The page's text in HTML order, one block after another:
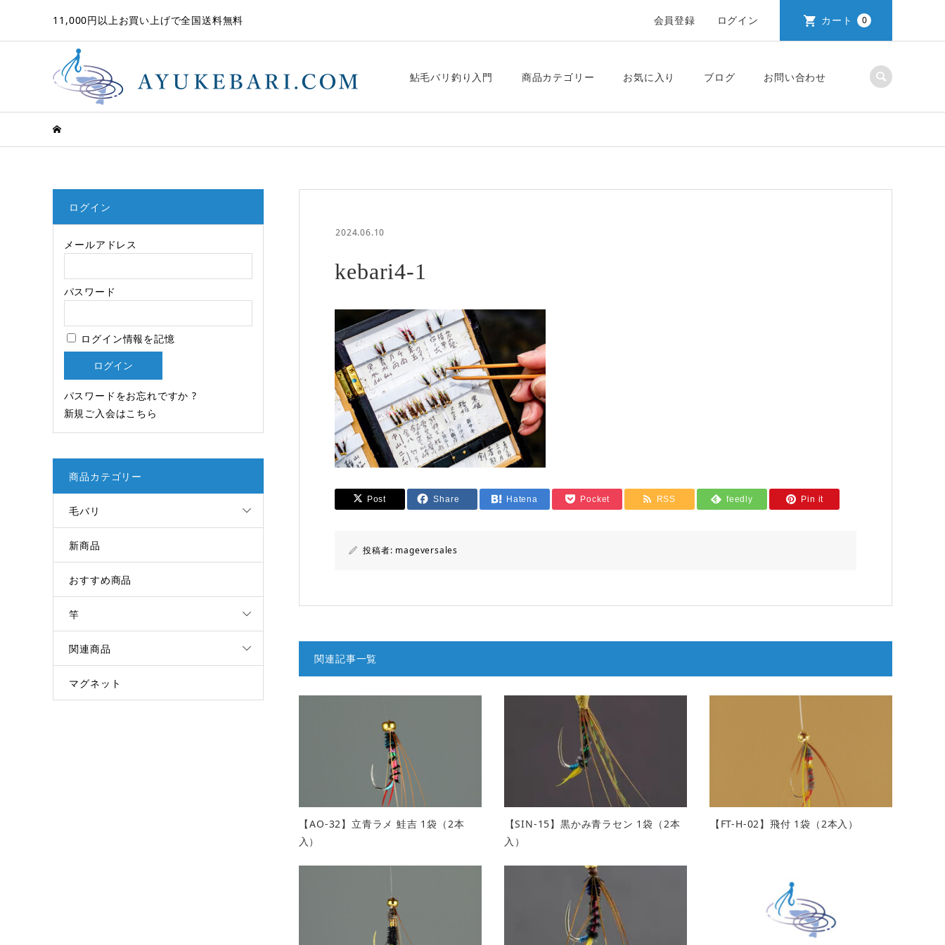
11,000円以上お買い上げで全国送料無料 会員登録 ログイン カート 0
鮎毛バリ釣り入門 商品カテゴリー お気に入り ブログ お問い合わせ
2024.06.10
kebari4-1
Post Share Hatena Pocket RSS feedly Pin it
投稿者: mageversales
関連記事一覧
【AO-32】立青ラメ 鮭吉 1袋（2本
入）
【SIN-15】黒かみ青ラセン 1袋（2本
入）
【FT-H-02】飛付 1袋（2本入）
ログイン
メールアドレス
パスワード
ログイン情報を記憶
パスワードをお忘れですか ?
新規ご入会はこちら
商品カテゴリー
毛バリ
新商品
おすすめ商品
竿
関連商品
マグネット